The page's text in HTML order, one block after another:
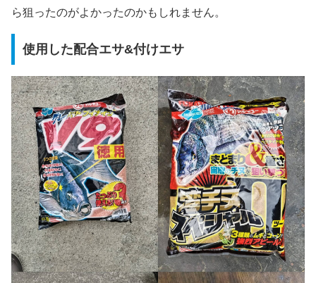
ら狙ったのがよかったのかもしれません。
使用した配合エサ&付けエサ